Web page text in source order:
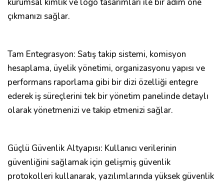
kurumsal kimlik ve logo tasarımları ile bir adım öne
çıkmanızı sağlar.
Tam Entegrasyon: Satış takip sistemi, komisyon
hesaplama, üyelik yönetimi, organizasyonu yapısı ve
performans raporlama gibi bir dizi özelliği entegre
ederek iş süreçlerini tek bir yönetim panelinde detaylı
olarak yönetmenizi ve takip etmenizi sağlar.
Güçlü Güvenlik Altyapısı: Kullanıcı verilerinin
güvenliğini sağlamak için gelişmiş güvenlik
protokolleri kullanarak, yazılımlarında yüksek güvenlik